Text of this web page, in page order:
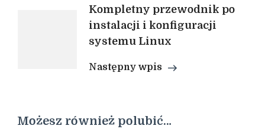
Kompletny przewodnik po
instalacji i konfiguracji
systemu Linux
Następny wpis
Możesz również polubić…